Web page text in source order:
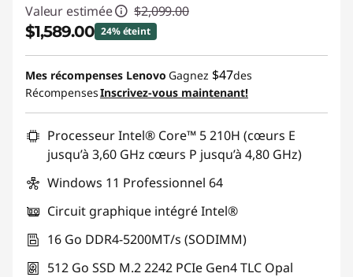
Valeur estimée $2,099.00
$1,589.00 24% éteint
Économies instantanées :-$510.00
Promo price: Max 5 units per order
Mes récompenses Lenovo Gagnez $47des
RécompensesInscrivez-vous maintenant!
Processeur Intel® Core™ 5 210H (cœurs E
jusqu’à 3,60 GHz cœurs P jusqu’à 4,80 GHz)
Windows 11 Professionnel 64
Circuit graphique intégré Intel®
16 Go DDR4-5200MT/s (SODIMM)
512 Go SSD M.2 2242 PCIe Gen4 TLC Opal